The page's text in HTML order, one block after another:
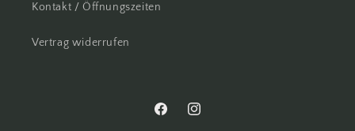
Kontakt / Öffnungszeiten
Vertrag widerrufen
FacebookInstagram